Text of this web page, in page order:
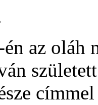
az oláh